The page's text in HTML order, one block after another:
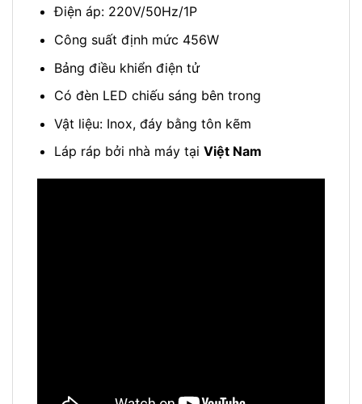
Điện áp: 220V/50Hz/1P
Công suất định mức 456W
Bảng điều khiển điện tử
Có đèn LED chiếu sáng bên trong
Vật liệu: Inox, đáy bằng tôn kẽm
Láp ráp bởi nhà máy tại Việt Nam